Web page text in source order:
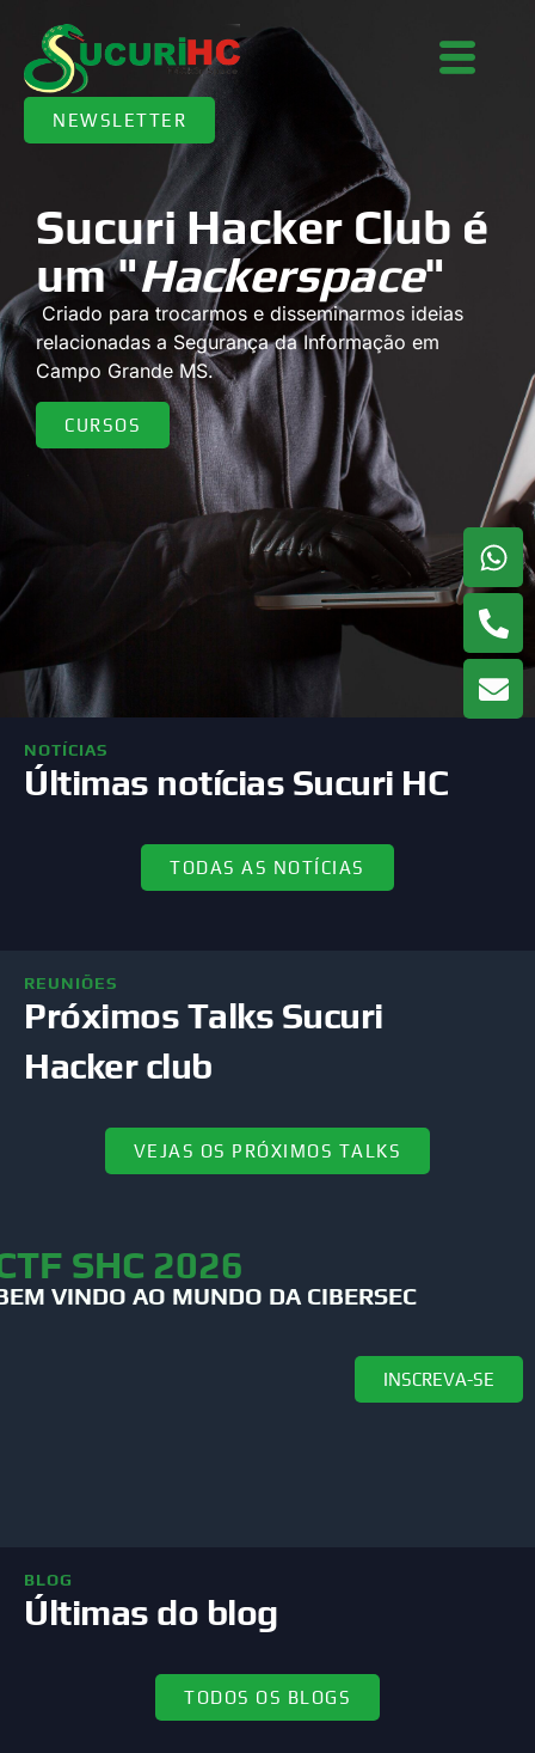
NEWSLETTER
Sucuri Hacker Club é
um "Hackerspace"
Criado para trocarmos e disseminarmos ideias
relacionadas a Segurança da Informação em
Campo Grande MS.
CURSOS
NOTÍCIAS
Últimas notícias Sucuri HC
TODAS AS NOTÍCIAS
REUNIÕES
Próximos Talks Sucuri
Hacker club
VEJAS OS PRÓXIMOS TALKS
SHC 2026
VINDO AO MUNDO DA CIBERSEC
INSCREVA-SE
BLOG
Últimas do blog
TODOS OS BLOGS